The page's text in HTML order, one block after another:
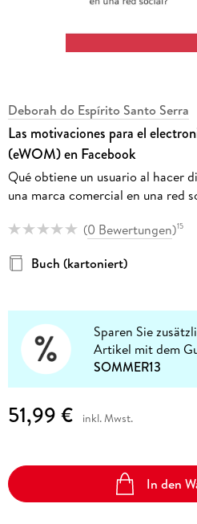
Deborah do Espírito Santo Serra
Las motivaciones para el
(eWOM) en Facebook
Qué obtiene un usuario al hacer
una marca comercial en una red
(0 Bewertungen)15
Buch (kartoniert)
Sparen Sie
Artikel mit dem
SOMMER13
51,99 € inkl. Mwst.
In den